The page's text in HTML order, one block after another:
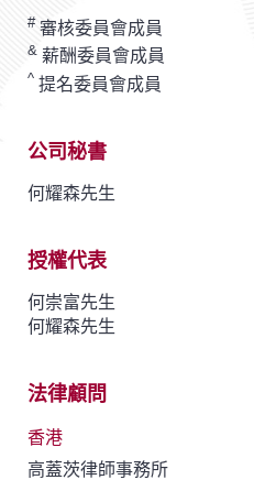
# 審核委員會成員
& 薪酬委員會成員
^ 提名委員會成員
公司秘書
何耀森先生
授權代表
何崇富先生
何耀森先生
法律顧問
香港
高蓋茨律師事務所